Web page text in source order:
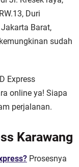
Duri
Barat,
sudah
Express
online ya! Siapa
perjalanan.
Karawang
Prosesnya